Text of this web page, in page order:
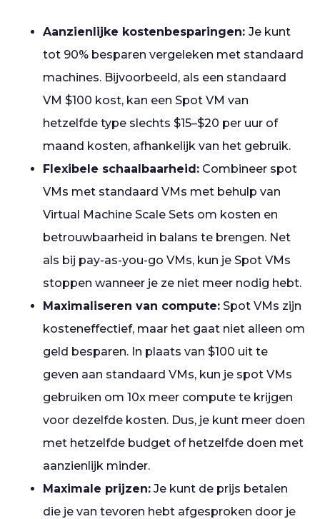
Aanzienlijke kostenbesparingen: Je kunt
tot 90% besparen vergeleken met standaard
machines. Bijvoorbeeld, als een standaard
VM $100 kost, kan een Spot VM van
hetzelfde type slechts $15–$20 per uur of
maand kosten, afhankelijk van het gebruik.
Flexibele schaalbaarheid: Combineer spot
VMs met standaard VMs met behulp van
Virtual Machine Scale Sets om kosten en
betrouwbaarheid in balans te brengen. Net
als bij pay-as-you-go VMs, kun je Spot VMs
stoppen wanneer je ze niet meer nodig hebt.
Maximaliseren van compute: Spot VMs zijn
kosteneffectief, maar het gaat niet alleen om
geld besparen. In plaats van $100 uit te
geven aan standaard VMs, kun je spot VMs
gebruiken om 10x meer compute te krijgen
voor dezelfde kosten. Dus, je kunt meer doen
met hetzelfde budget of hetzelfde doen met
aanzienlijk minder.
Maximale prijzen: Je kunt de prijs betalen
die je van tevoren hebt afgesproken door je